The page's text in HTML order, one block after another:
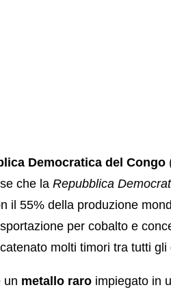
Democratica del Congo
che la Repubblica
il 55% della produzione
per cobalto e
molti timori tra tutti
un metallo raro impiegato in